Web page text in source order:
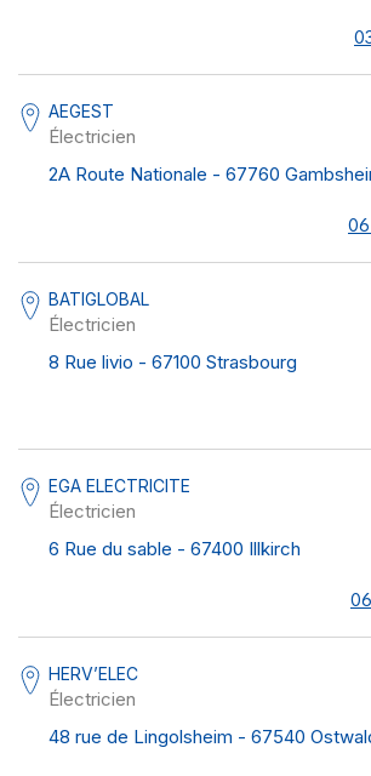
AEGEST
Électricien
2A Route Nationale - 67760
BATIGLOBAL
Électricien
8 Rue livio - 67100 Strasbourg
EGA ELECTRICITE
Électricien
6 Rue du sable - 67400 Illkirch
HERV’ELEC
Électricien
48 rue de Lingolsheim - 67540